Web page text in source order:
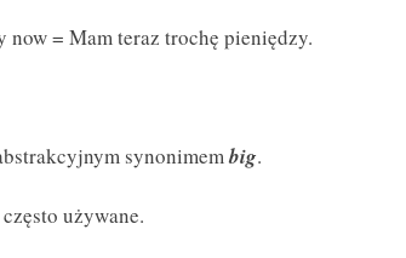
now = Mam teraz trochę pieniędzy.
synonimembig.
używane.